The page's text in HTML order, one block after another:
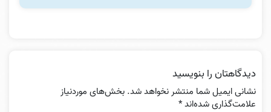
دیدگاهتان را بنویسید
نشانی ایمیل شما منتشر نخواهد شد. بخش‌های موردنیاز
علامت‌گذاری شده‌اند*